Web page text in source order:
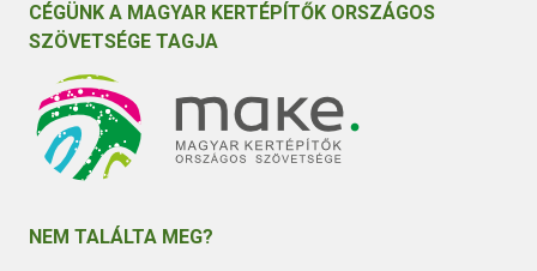
CÉGÜNK A MAGYAR KERTÉPÍTŐK ORSZÁGOS
SZÖVETSÉGE TAGJA
NEM TALÁLTA MEG?